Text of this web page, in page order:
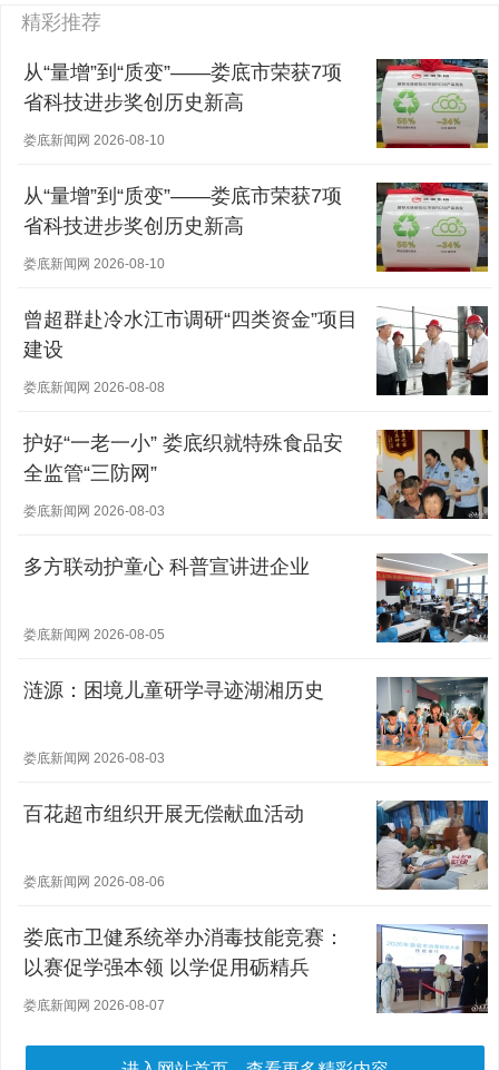
精彩推荐
从“量增”到“质变”——娄底市荣获7项
省科技进步奖创历史新高
娄底新闻网 2026-08-10
从“量增”到“质变”——娄底市荣获7项
省科技进步奖创历史新高
娄底新闻网 2026-08-10
曾超群赴冷水江市调研“四类资金”项目
建设
娄底新闻网 2026-08-08
护好“一老一小” 娄底织就特殊食品安
全监管“三防网”
娄底新闻网 2026-08-03
多方联动护童心 科普宣讲进企业
娄底新闻网 2026-08-05
涟源：困境儿童研学寻迹湖湘历史
娄底新闻网 2026-08-03
百花超市组织开展无偿献血活动
娄底新闻网 2026-08-06
娄底市卫健系统举办消毒技能竞赛：
以赛促学强本领 以学促用砺精兵
娄底新闻网 2026-08-07